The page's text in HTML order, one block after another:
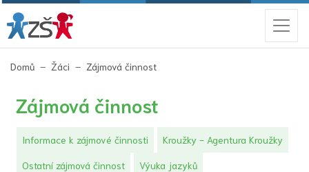
Domů Žáci Zájmová činnost(aktuální)
Zájmová činnost
Informace k zájmové činnosti Kroužky - Agentura Kroužky
Ostatní zájmová činnost Výuka jazyků